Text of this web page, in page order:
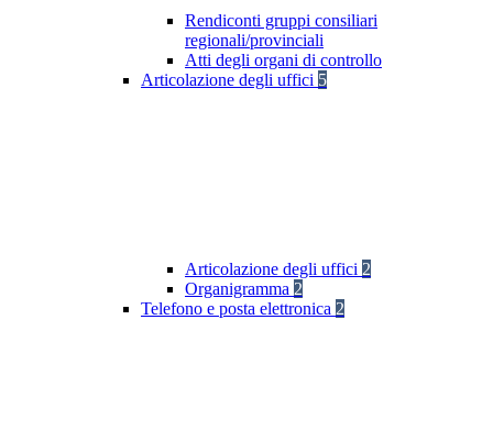
Rendiconti gruppi consiliari
regionali/provinciali
Atti degli organi di controllo
Articolazione degli uffici 5
Articolazione degli uffici 2
Organigramma 2
Telefono e posta elettronica 2